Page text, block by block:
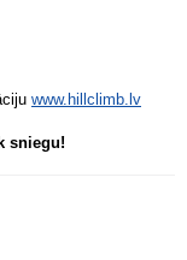
www.hillclimb.lv
sniegu!